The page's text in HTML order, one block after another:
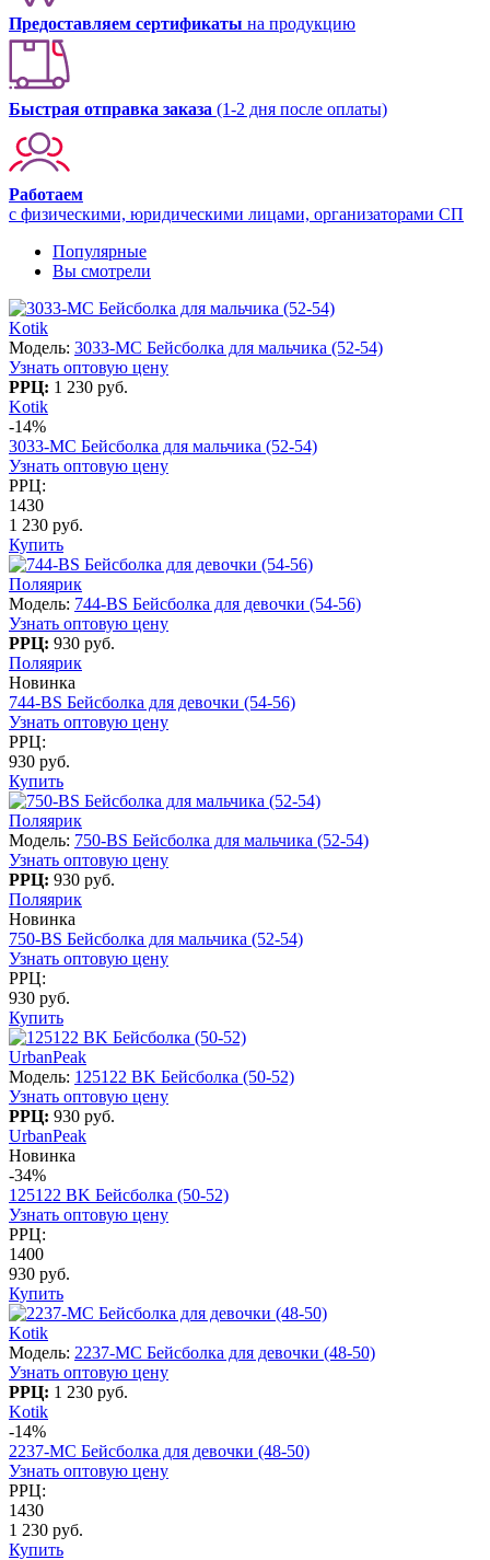
Предоставляем сертификаты на продукцию
Быстрая отправка заказа (1-2 дня после оплаты)
Работаем
с физическими, юридическими лицами, организаторами СП
Популярные
Вы смотрели
Kotik
Модель: 3033-МС Бейсболка для мальчика (52-54)
Узнать оптовую цену
РРЦ: 1 230 руб.
Kotik
-14%
3033-МС Бейсболка для мальчика (52-54)
Узнать оптовую цену
РРЦ:
1430
1 230 руб.
Купить
Поляярик
Модель: 744-BS Бейсболка для девочки (54-56)
Узнать оптовую цену
РРЦ: 930 руб.
Поляярик
Новинка
744-BS Бейсболка для девочки (54-56)
Узнать оптовую цену
РРЦ:
930 руб.
Купить
Поляярик
Модель: 750-BS Бейсболка для мальчика (52-54)
Узнать оптовую цену
РРЦ: 930 руб.
Поляярик
Новинка
750-BS Бейсболка для мальчика (52-54)
Узнать оптовую цену
РРЦ:
930 руб.
Купить
UrbanPeak
Модель: 125122 BK Бейсболка (50-52)
Узнать оптовую цену
РРЦ: 930 руб.
UrbanPeak
Новинка
-34%
125122 BK Бейсболка (50-52)
Узнать оптовую цену
РРЦ:
1400
930 руб.
Купить
Kotik
Модель: 2237-МC Бейсболка для девочки (48-50)
Узнать оптовую цену
РРЦ: 1 230 руб.
Kotik
-14%
2237-МC Бейсболка для девочки (48-50)
Узнать оптовую цену
РРЦ:
1430
1 230 руб.
Купить